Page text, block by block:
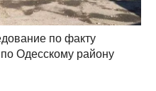
по факту
Одесскому району